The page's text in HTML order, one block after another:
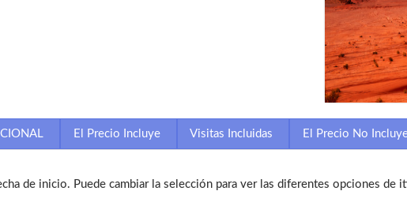
El Precio Incluye Visitas Incluidas El Precio No
de inicio. Puede cambiar la selección para ver las diferentes opciones de